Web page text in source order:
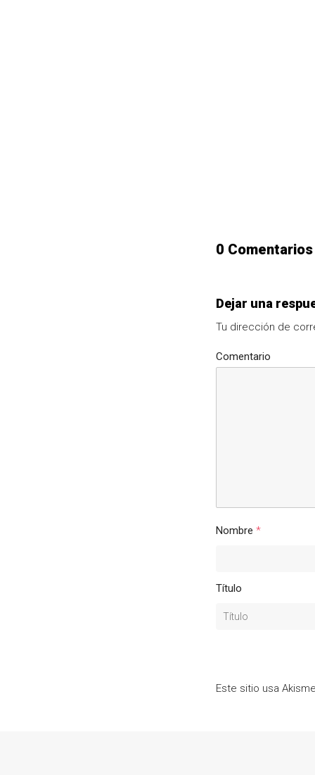
0 Comentarios
Dejar una
Tu dirección de
Comentario
Nombre *
Título
Este sitio usa